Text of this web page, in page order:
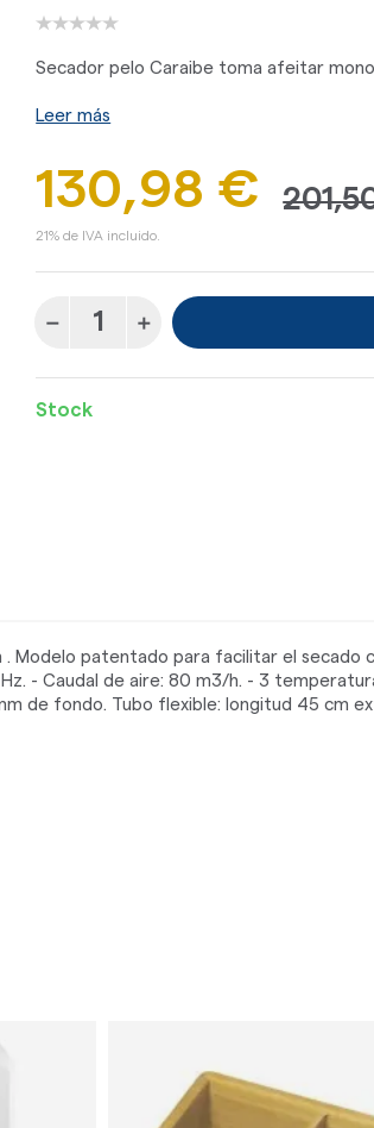
Secador pelo Caraibe toma afeitar
Leer más
130,98 €
21% de IVA incluido.
Stock
Modelo patentado para facilitar el secado
- Caudal de aire: 80 m3/h. - 3
de fondo. Tubo flexible: longitud 45 cm